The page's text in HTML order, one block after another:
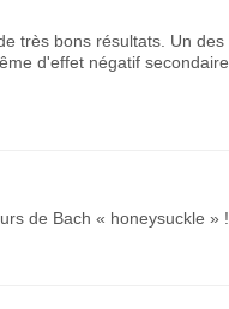
très bons résultats. Un
d'effet négatif
de Bach « honeysuckle » !